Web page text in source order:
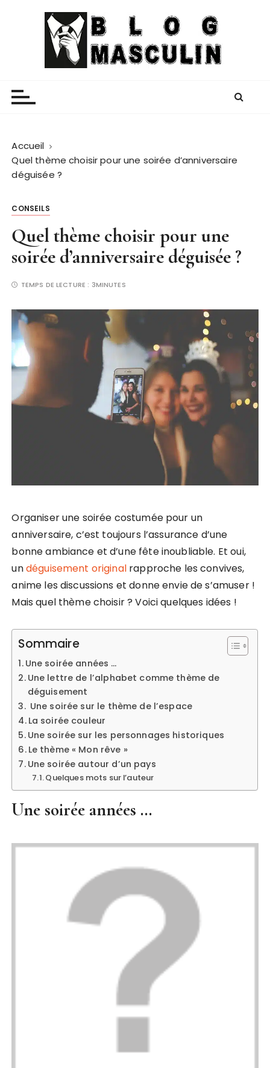
Accueil
Quel thème choisir pour une soirée d’anniversaire
déguisée ?
CONSEILS
Quel thème choisir pour une
soirée d’anniversaire déguisée ?
TEMPS DE LECTURE : 3MINUTES
Organiser une soirée costumée pour un
anniversaire, c’est toujours l’assurance d’une
bonne ambiance et d’une fête inoubliable. Et oui,
undéguisement originalrapproche les convives,
anime les discussions et donne envie de s’amuser !
Mais quel thème choisir ? Voici quelques idées !
Sommaire
Une soirée années …
Une lettre de l’alphabet comme thème de
déguisement
Une soirée sur le thème de l’espace
La soirée couleur
Une soirée sur les personnages historiques
Le thème « Mon rêve »
Une soirée autour d’un pays
Quelques mots sur l’auteur
Une soirée années …